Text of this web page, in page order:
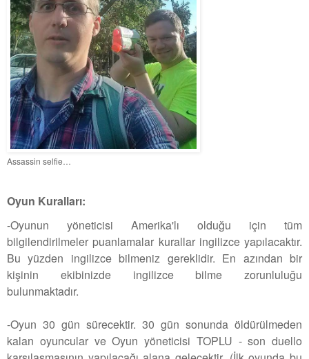
Assassin selfie…
Oyun Kuralları:
-Oyunun yöneticisi Amerika'lı olduğu için tüm
bilgilendirilmeler puanlamalar kurallar ingilizce yapılacaktır.
Bu yüzden ingilizce bilmeniz gereklidir. En azından bir
kişinin ekibinizde ingilizce bilme zorunluluğu
bulunmaktadır.
-Oyun 30 gün sürecektir. 30 gün sonunda öldürülmeden
kalan oyuncular ve Oyun yöneticisi TOPLU - son duello